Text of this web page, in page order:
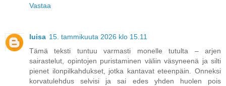
Vastaa
luisa 15. tammikuuta 2026 klo 15.11
Tämä teksti tuntuu varmasti monelle tutulta – arjen
sairastelut, opintojen puristaminen väliin väsyneenä ja silti
pienet ilonpilkahdukset, jotka kantavat eteenpäin. Onneksi
korvatulehdus selvisi ja sai edes yhden huolen pois